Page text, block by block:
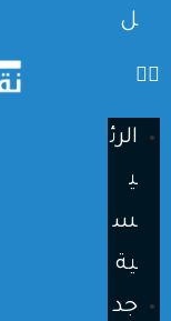
ل
الرئ
ي
س
ية
جد